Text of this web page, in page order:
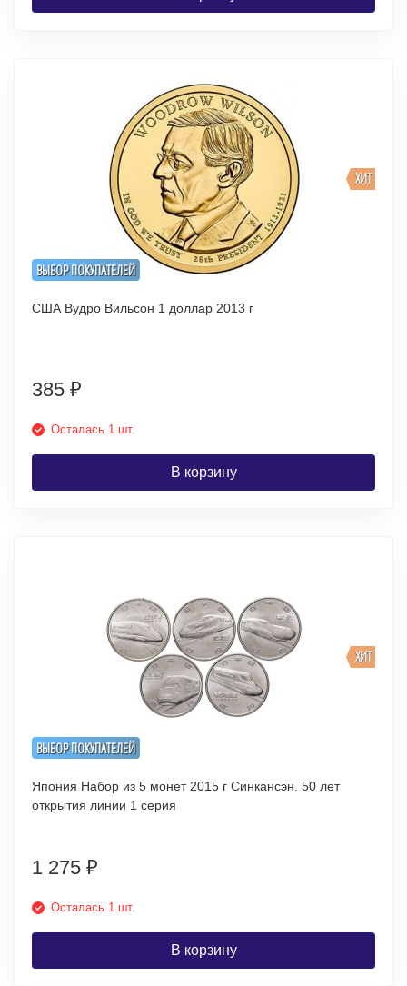
ВЫБОР ПОКУПАТЕЛЕЙ
ХИТ
США Вудро Вильсон 1 доллар 2013 г
385 ₽
Осталась 1 шт.
В корзину
ВЫБОР ПОКУПАТЕЛЕЙ
ХИТ
Япония Набор из 5 монет 2015 г Синкансэн. 50 лет
открытия линии 1 серия
1 275 ₽
Осталась 1 шт.
В корзину